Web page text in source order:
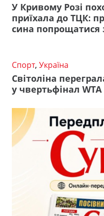
У Кривому Розі
приїхала до ТЦК:
сина попрощатися
Спорт, Україна
Світоліна
у чвертьфінал